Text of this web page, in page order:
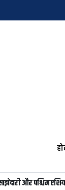
और पश्चिम एशिया